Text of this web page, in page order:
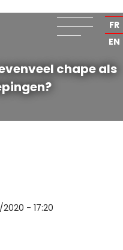
FR
EN
chape als
- 17:20